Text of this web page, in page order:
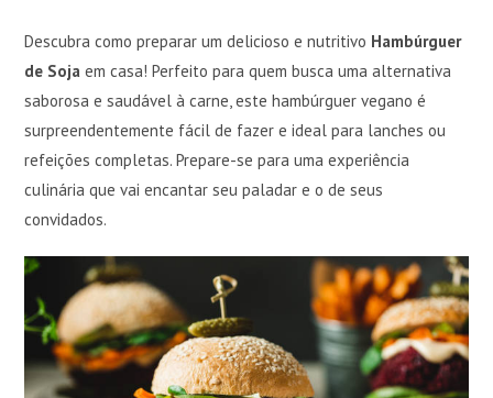
Descubra como preparar um delicioso e nutritivo Hambúrguer
de Soja em casa! Perfeito para quem busca uma alternativa
saborosa e saudável à carne, este hambúrguer vegano é
surpreendentemente fácil de fazer e ideal para lanches ou
refeições completas. Prepare-se para uma experiência
culinária que vai encantar seu paladar e o de seus
convidados.